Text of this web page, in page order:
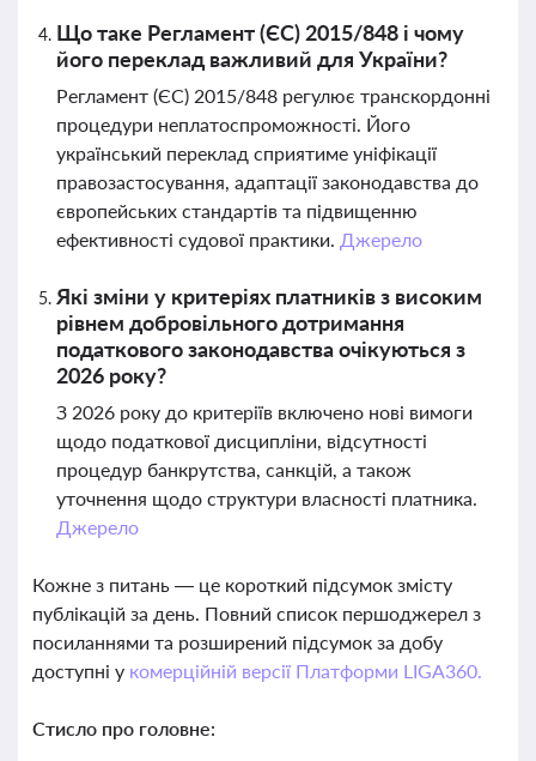
Що таке Регламент (ЄС) 2015/848 і чому
його переклад важливий для України?
Регламент (ЄС) 2015/848 регулює транскордонні
процедури неплатоспроможності. Його
український переклад сприятиме уніфікації
правозастосування, адаптації законодавства до
європейських стандартів та підвищенню
ефективності судової практики. Джерело
Які зміни у критеріях платників з високим
рівнем добровільного дотримання
податкового законодавства очікуються з
2026 року?
З 2026 року до критеріїв включено нові вимоги
щодо податкової дисципліни, відсутності
процедур банкрутства, санкцій, а також
уточнення щодо структури власності платника.
Джерело
Кожне з питань — це короткий підсумок змісту
публікацій за день. Повний список першоджерел з
посиланнями та розширений підсумок за добу
доступні у комерційній версії Платформи LIGA360.
Стисло про головне: